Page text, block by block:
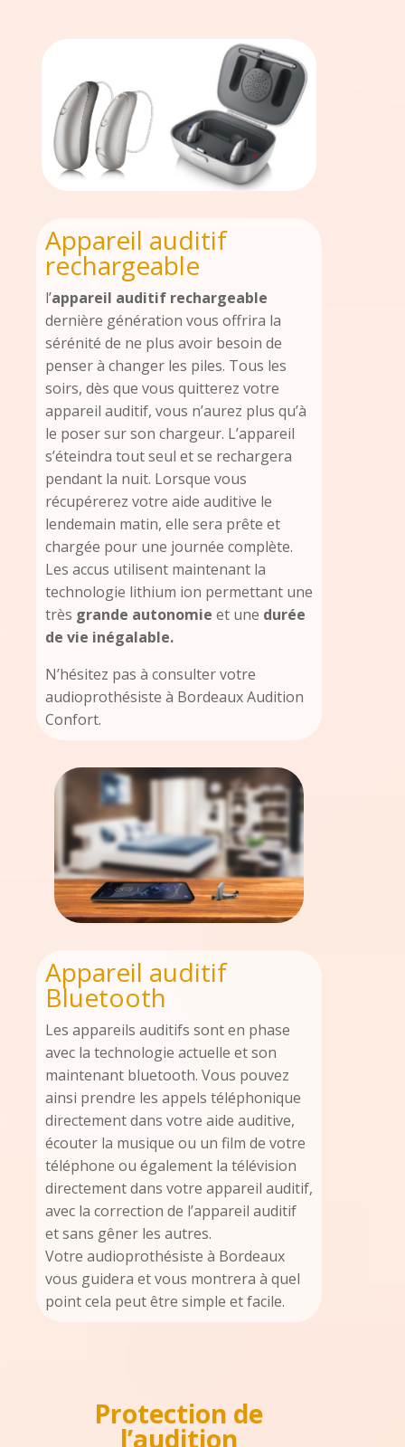
Appareil auditif
rechargeable
l’appareil auditif rechargeable
dernière génération vous offrira la
sérénité de ne plus avoir besoin de
penser à changer les piles. Tous les
soirs, dès que vous quitterez votre
appareil auditif, vous n’aurez plus qu’à
le poser sur son chargeur. L’appareil
s’éteindra tout seul et se rechargera
pendant la nuit. Lorsque vous
récupérerez votre aide auditive le
lendemain matin, elle sera prête et
chargée pour une journée complète.
Les accus utilisent maintenant la
technologie lithium ion permettant une
très grande autonomie et une durée
de vie inégalable.
N’hésitez pas à consulter votre
audioprothésiste à Bordeaux Audition
Confort.
Appareil auditif
Bluetooth
Les appareils auditifs sont en phase
avec la technologie actuelle et son
maintenant bluetooth. Vous pouvez
ainsi prendre les appels téléphonique
directement dans votre aide auditive,
écouter la musique ou un film de votre
téléphone ou également la télévision
directement dans votre appareil auditif,
avec la correction de l’appareil auditif
et sans gêner les autres.
Votre audioprothésiste à Bordeaux
vous guidera et vous montrera à quel
point cela peut être simple et facile.
Protection de
l’audition